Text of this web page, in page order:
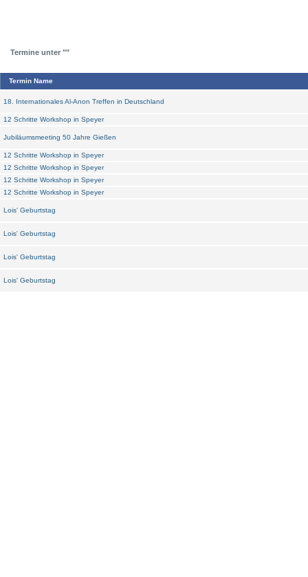
Termine unter ""
Termin Name
18. Internationales Al-Anon Treffen in Deutschland
12 Schritte Workshop in Speyer
Jubiläumsmeeting 50 Jahre Gießen
12 Schritte Workshop in Speyer
12 Schritte Workshop in Speyer
12 Schritte Workshop in Speyer
12 Schritte Workshop in Speyer
Lois' Geburtstag
Lois' Geburtstag
Lois' Geburtstag
Lois' Geburtstag